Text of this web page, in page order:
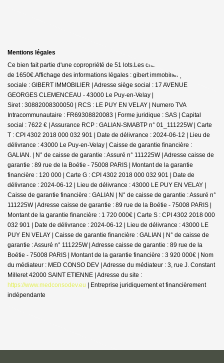
Mentions légales
Ce bien fait partie d'une copropriété de 51 lots.Les charges annuelles sont
de 1650€.Affichage des informations légales : gibert immobilier | Raison
sociale : GIBERT IMMOBILIER | Adresse siège social : 17 AVENUE
GEORGES CLEMENCEAU - 43000 Le Puy-en-Velay |
Siret : 30882008300050 | RCS : LE PUY EN VELAY | Numero TVA
Intracommunautaire : FR69308820083 | Forme juridique : SAS | Capital
social : 7622 € | Assurance RCP : GALIAN-SMABTP n° 01_111225W | Carte
T : CPI 4302 2018 000 032 901 | Date de délivrance : 2024-06-12 | Lieu de
délivrance : 43000 Le Puy-en-Velay | Caisse de garantie financière :
GALIAN. | N° de caisse de garantie : Assuré n° 111225W | Adresse caisse de
garantie : 89 rue de la Boétie - 75008 PARIS | Montant de la garantie
financière : 120 000 | Carte G : CPI 4302 2018 000 032 901 | Date de
délivrance : 2024-06-12 | Lieu de délivrance : 43000 LE PUY EN VELAY |
Caisse de garantie financière : GALIAN | N° de caisse de garantie : Assuré n°
111225W | Adresse caisse de garantie : 89 rue de la Boétie - 75008 PARIS |
Montant de la garantie financière : 1 720 000€ | Carte S : CPI 4302 2018 000
032 901 | Date de délivrance : 2024-06-12 | Lieu de délivrance : 43000 LE
PUY EN VELAY | Caisse de garantie financière : GALIAN | N° de caisse de
garantie : Assuré n° 111225W | Adresse caisse de garantie : 89 rue de la
Boétie - 75008 PARIS | Montant de la garantie financière : 3 920 000€ | Nom
du médiateur : MED CONSO DEV | Adresse du médiateur : 3, rue J. Constant
Milleret 42000 SAINT ETIENNE | Adresse du site :
https://www.medconsodev.eu | Entreprise juridiquement et financièrement
indépendante